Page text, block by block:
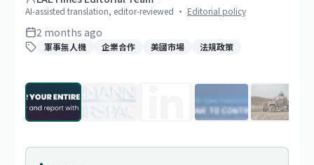
AI-assisted translation, editor-reviewed · Editorial policy
2 months ago
軍事無人機 企業合作 美國市場 法規政策
1/